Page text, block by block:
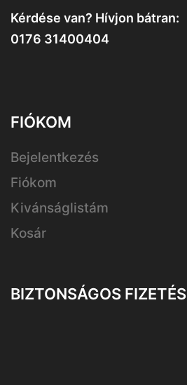
Kérdése van? Hívjon bátran:
0176 31400404
FIÓKOM
Bejelentkezés
Fiókom
Kivánságlistám
Kosár
BIZTONSÁGOS FIZETÉS